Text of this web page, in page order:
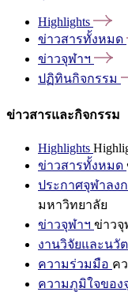
Highlights
ข่าวสารทั้งหมด
ข่าวจุฬาฯ
ปฏิทินกิจกรรม
ข่าวสารและกิจกรรม
Highlights
ข่าวสารทั้งหมด
ประกาศจุฬาลง
มหาวิทยาลัย
ข่าวจุฬาฯ ข่าวจุ
งานวิจัยและนวั
ความร่วมมือ ค
ความภูมิใจของ